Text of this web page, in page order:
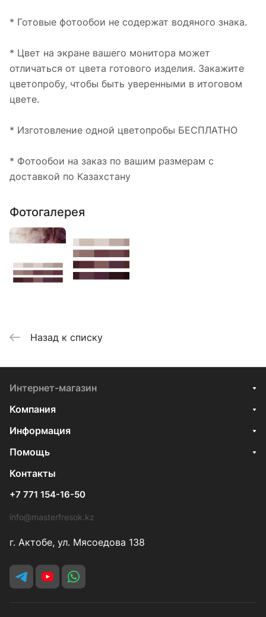
* Готовые фотообои не содержат водяного знака.
* Цвет на экране вашего монитора может
отличаться от цвета готового изделия. Закажите
цветопробу, чтобы быть уверенными в итоговом
цвете.
* Изготовление одной цветопробы БЕСПЛАТНО
* Фотообои на заказ по вашим размерам с
доставкой по Казахстану
Фотогалерея
Назад к списку
Интернет-магазин
Компания
Информация
Помощь
Контакты
+7 771 154-16-50
info@masterfresok.kz
г. Актобе, ул. Мясоедова 138